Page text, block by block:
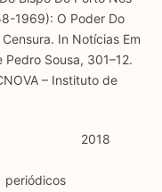
mais relevantes
possível ter acesso
Trata-se de
que é
combinadas ambas
1969): O Poder Do
In Notícias Em
Sousa, 301–12.
– Instituto de
2018
periódicos